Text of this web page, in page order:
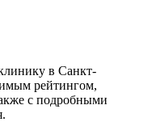
в Санкт-
рейтингом,
с подробными